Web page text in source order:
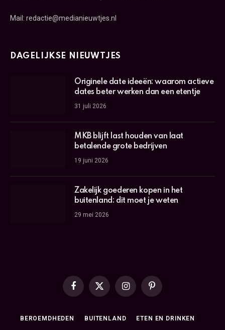
Mail: redactie@medianieuwtjes.nl
DAGELIJKSE NIEUWTJES
Originele date ideeën: waarom actieve
dates beter werken dan een etentje
31 juli 2026
MKB blijft last houden van laat
betalende grote bedrijven
19 juni 2026
Zakelijk goederen kopen in het
buitenland: dit moet je weten
29 mei 2026
Facebook
X
InstagramPinterest
BEROEMDHEDEN BUITENLAND ETEN EN DRINKEN